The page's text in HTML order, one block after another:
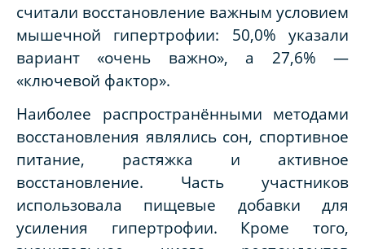
считали восстановление важным условием
мышечной гипертрофии: 50,0% указали
вариант «очень важно», а 27,6% —
«ключевой фактор».
Наиболее распространёнными методами
восстановления являлись сон, спортивное
питание, растяжка и активное
восстановление. Часть участников
использовала пищевые добавки для
усиления гипертрофии. Кроме того,